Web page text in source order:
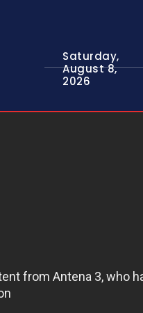
Saturday,
August 8,
2026